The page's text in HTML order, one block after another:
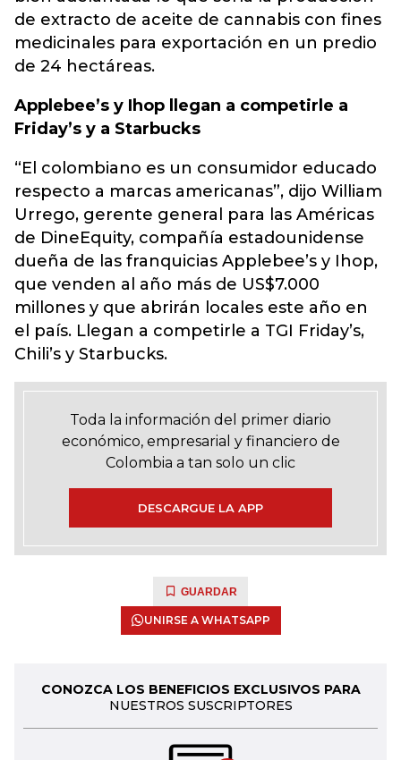
de extracto de aceite de cannabis con fines
medicinales para exportación en un predio
de 24 hectáreas.
Applebee’s y Ihop llegan a competirle a
Friday’s y a Starbucks
“El colombiano es un consumidor educado
respecto a marcas americanas”, dijo William
Urrego, gerente general para las Américas
de DineEquity, compañía estadounidense
dueña de las franquicias Applebee’s y Ihop,
que venden al año más de US$7.000
millones y que abrirán locales este año en
el país. Llegan a competirle a TGI Friday’s,
Chili’s y Starbucks.
Toda la información del primer diario
económico, empresarial y financiero de
Colombia a tan solo un clic
DESCARGUE LA APP
GUARDAR
UNIRSE A WHATSAPP
CONOZCA LOS BENEFICIOS EXCLUSIVOS PARA
NUESTROS SUSCRIPTORES